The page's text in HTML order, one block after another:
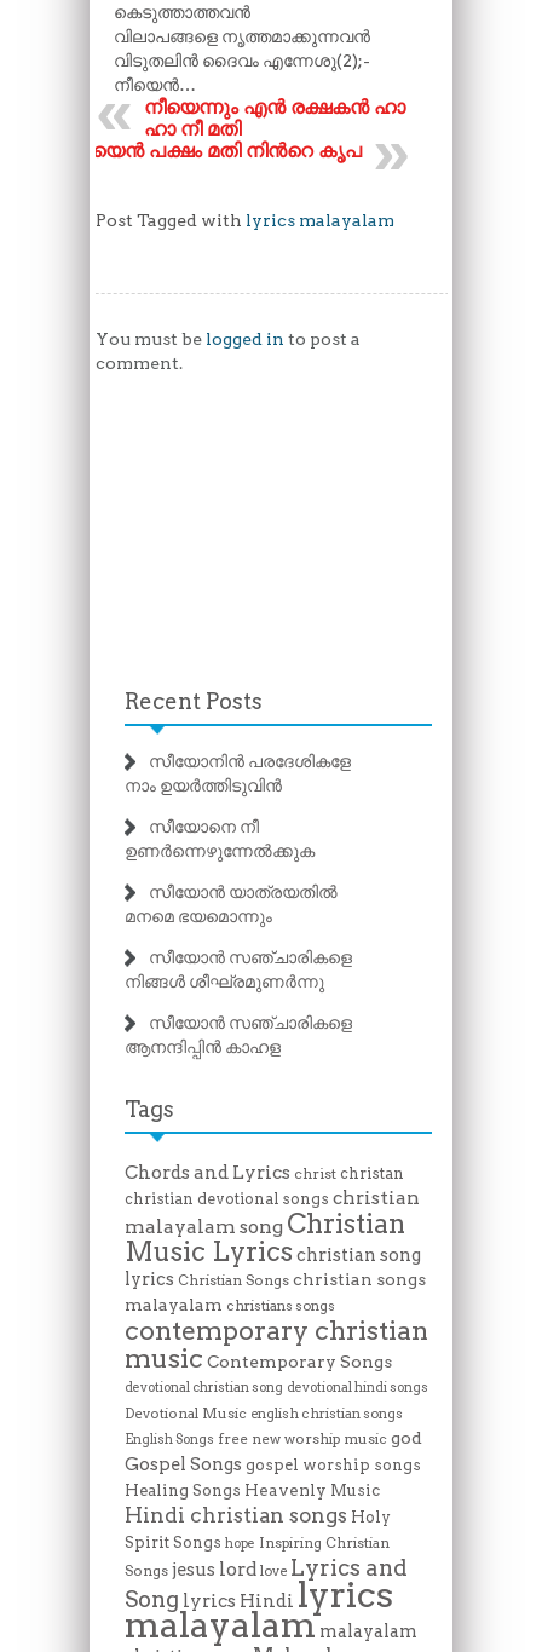
കെടുത്താത്തവൻ
വിലാപങ്ങളെ നൃത്തമാക്കുന്നവൻ
വിടുതലിൻ ദൈവം എന്നേശു(2);-
നീയെൻ…
നീയെന്നും എൻ രക്ഷകൻ ഹാ
ഹാ നീ മതി
നീയെൻ പക്ഷം മതി നിന്‍റെ കൃപ
Post Tagged with lyrics malayalam
You must be logged in to post a
comment.
Recent Posts
സീയോനിൻ പരദേശികളേ
നാം ഉയർത്തിടുവിൻ
സീയോനെ നീ
ഉണർന്നെഴുന്നേൽക്കുക
സീയോൻ യാത്രയതിൽ
മനമെ ഭയമൊന്നും
സീയോൻ സഞ്ചാരികളെ
നിങ്ങൾ ശീഘ്രമുണർന്നു
സീയോൻ സഞ്ചാരികളെ
ആനന്ദിപ്പിൻ കാഹള
Tags
Chords and Lyrics christ christan
christian devotional songs christian
malayalam song Christian
Music Lyrics christian song
lyrics Christian Songs christian songs
malayalam christians songs
contemporary christian
music Contemporary Songs
devotional christian song devotional hindi songs
Devotional Music english christian songs
English Songs free new worship music god
Gospel Songs gospel worship songs
Healing Songs Heavenly Music
Hindi christian songs Holy
Spirit Songs hope Inspiring Christian
Songs jesus lord love Lyrics and
Song lyrics Hindi lyrics
malayalam malayalam